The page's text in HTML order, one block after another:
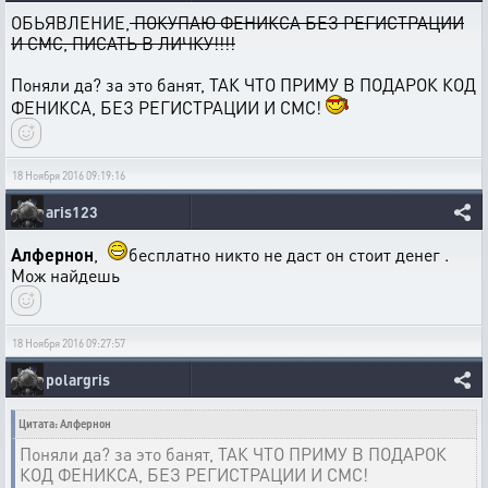
ОБЬЯВЛЕНИЕ, ПОКУПАЮ ФЕНИКСА БЕЗ РЕГИСТРАЦИИ
И СМС, ПИСАТЬ В ЛИЧКУ!!!!
Поняли да? за это банят, ТАК ЧТО ПРИМУ В ПОДАРОК КОД
ФЕНИКСА, БЕЗ РЕГИСТРАЦИИ И СМС!
18 Ноября 2016 09:19:16
aris123
Алфернон
бесплатно никто не даст он стоит денег .
Мож найдешь
18 Ноября 2016 09:27:57
polargris
Цитата: Алфернон
Поняли да? за это банят, ТАК ЧТО ПРИМУ В ПОДАРОК
КОД ФЕНИКСА, БЕЗ РЕГИСТРАЦИИ И СМС!